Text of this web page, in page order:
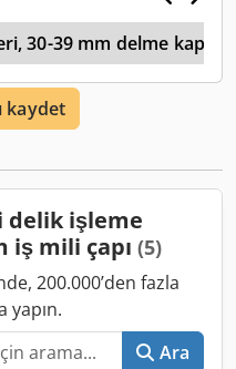
excepted.
30-39 mm delme
kaydet
delik işleme
iş mili çapı (5)
200.000’den fazla
yapın.
Ara